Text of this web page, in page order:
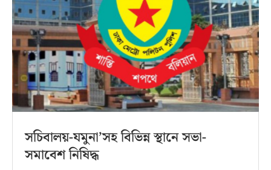
সচিবালয়-যমুনা’সহ বিভিন্ন স্থানে সভা-
সমাবেশ নিষিদ্ধ